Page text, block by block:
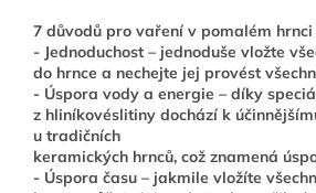
7 důvodů pro vaření v pomalém hrnci
- Jednoduchost – jednoduše vložte
do hrnce a nechejte jej provést
- Úspora vody a energie – díky
z hliníkovéslitiny dochází k
u tradičních
keramických hrnců, což znamená
- Úspora času – jakmile vložíte